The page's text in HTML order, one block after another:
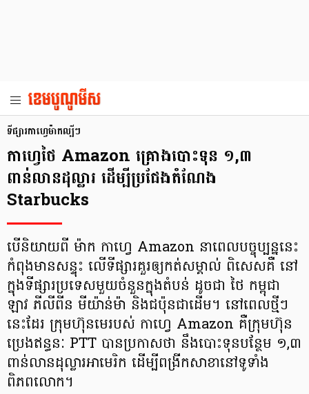
ទីផ្សារកាហ្វេ​ម៉ាកល្បីៗ
កាហ្វេថៃ Amazon គ្រោងបោះទុន ១,៣
ពាន់លានដុល្លារ ដើម្បីប្រជែងតំណែង
Starbucks
បើនិយាយពី ម៉ាក កាហ្វេ Amazon នាពេលបច្ចុប្បន្ននេះ
កំពុងមានសន្ទុះ លើទីផ្សារគួរឲ្យកត់សម្គាល់ ពិសេសគឺ នៅ
ក្នុងទីផ្សារប្រទេសមួយចំនួនក្នុងតំបន់ ដូចជា ថៃ កម្ពុជា
ឡាវ ភីលីពីន មីយ៉ាន់ម៉ា និងជប៉ុនជាដើម។ នៅពេលថ្មីៗ
នេះដែរ ក្រុមហ៊ុនមេរបស់ កាហ្វេ Amazon គឺក្រុមហ៊ុន
ប្រេងឥន្ធនៈ PTT បានប្រកាសថា នឹងបោះទុនបន្ថែម ១,៣
ពាន់លានដុល្លារអាមេរិក ដើម្បីពង្រីកសាខានៅទូទាំង
ពិភពលោក។